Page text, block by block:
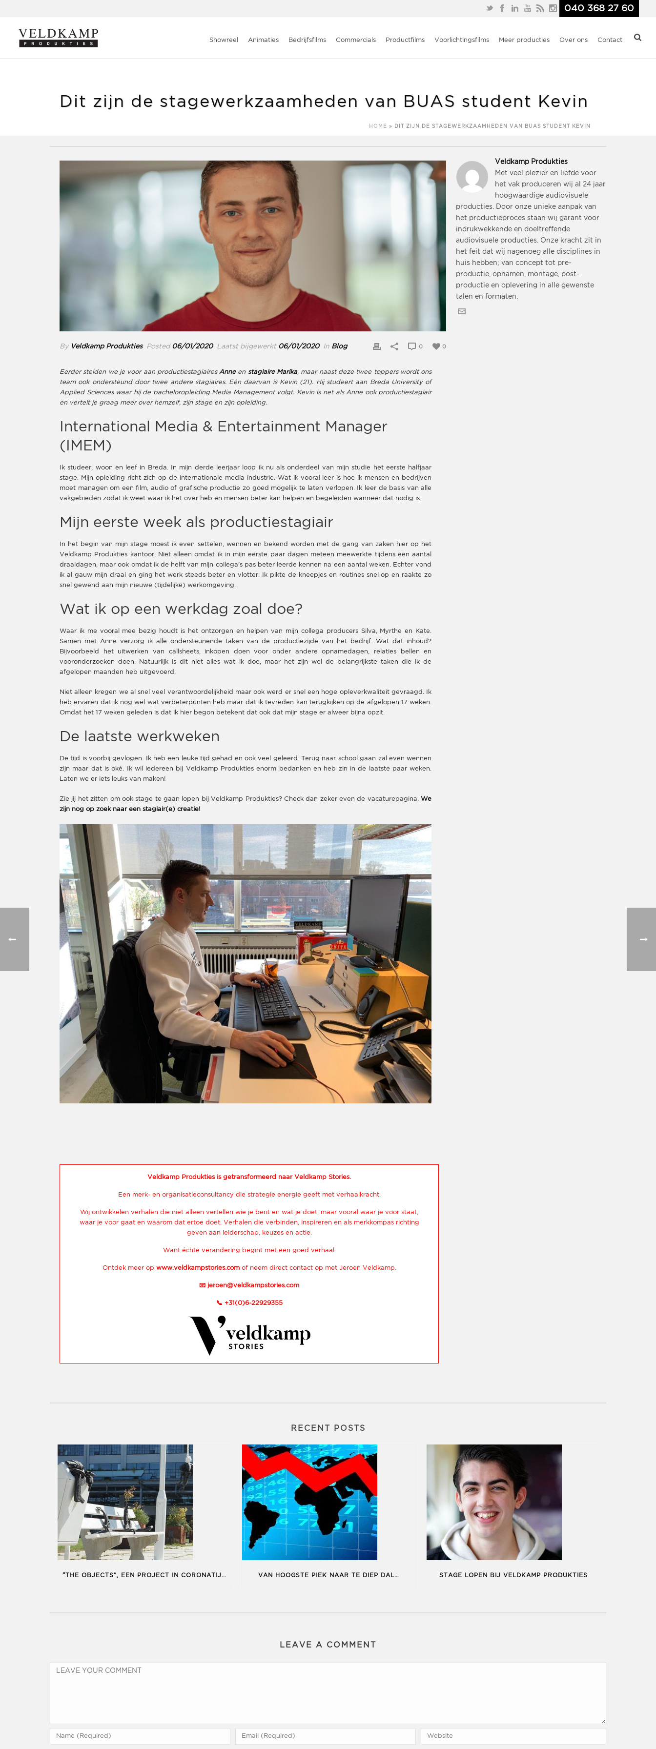
040 368 27 60
Showreel Animaties Bedrijfsfilms Commercials Productfilms Voorlichtingsfilms Meer producties Over ons Contact
Dit zijn de stagewerkzaamheden van BUAS student Kevin
HOME » DIT ZIJN DE STAGEWERKZAAMHEDEN VAN BUAS STUDENT KEVIN
By Veldkamp Produkties Posted 06/01/2020Laatst bijgewerkt 06/01/2020 In Blog 0
0
Eerder stelden we je voor aan productiestagiaires Anneen stagiaire Marika, maar naast deze twee toppers wordt ons
team ook ondersteund door twee andere stagiaires. Eén daarvan is Kevin (21). Hij studeert aan Breda University of
Applied Sciences waar hij de bacheloropleiding Media Management volgt. Kevin is net als Anne ook productiestagiair
en vertelt je graag meer over hemzelf, zijn stage en zijn opleiding.
International Media & Entertainment Manager
(IMEM)
Ik studeer, woon en leef in Breda. In mijn derde leerjaar loop ik nu als onderdeel van mijn studie het eerste halfjaar
stage. Mijn opleiding richt zich op de internationale media-industrie. Wat ik vooral leer is hoe ik mensen en bedrijven
moet managen om een film, audio of grafische productie zo goed mogelijk te laten verlopen. Ik leer de basis van alle
vakgebieden zodat ik weet waar ik het over heb en mensen beter kan helpen en begeleiden wanneer dat nodig is.
Mijn eerste week als productiestagiair
In het begin van mijn stage moest ik even settelen, wennen en bekend worden met de gang van zaken hier op het
Veldkamp Produkties kantoor. Niet alleen omdat ik in mijn eerste paar dagen meteen meewerkte tijdens een aantal
draaidagen, maar ook omdat ik de helft van mijn collega’s pas beter leerde kennen na een aantal weken. Echter vond
ik al gauw mijn draai en ging het werk steeds beter en vlotter. Ik pikte de kneepjes en routines snel op en raakte zo
snel gewend aan mijn nieuwe (tijdelijke) werkomgeving.
Wat ik op een werkdag zoal doe?
Waar ik me vooral mee bezig houdt is het ontzorgen en helpen van mijn collega producers Silva, Myrthe en Kate.
Samen met Anne verzorg ik alle ondersteunende taken van de productiezijde van het bedrijf. Wat dat inhoud?
Bijvoorbeeld het uitwerken van callsheets, inkopen doen voor onder andere opnamedagen, relaties bellen en
vooronderzoeken doen. Natuurlijk is dit niet alles wat ik doe, maar het zijn wel de belangrijkste taken die ik de
afgelopen maanden heb uitgevoerd.
Niet alleen kregen we al snel veel verantwoordelijkheid maar ook werd er snel een hoge opleverkwaliteit gevraagd. Ik
heb ervaren dat ik nog wel wat verbeterpunten heb maar dat ik tevreden kan terugkijken op de afgelopen 17 weken.
Omdat het 17 weken geleden is dat ik hier begon betekent dat ook dat mijn stage er alweer bijna opzit.
De laatste werkweken
De tijd is voorbij gevlogen. Ik heb een leuke tijd gehad en ook veel geleerd. Terug naar school gaan zal even wennen
zijn maar dat is oké. Ik wil iedereen bij Veldkamp Produkties enorm bedanken en heb zin in de laatste paar weken.
Laten we er iets leuks van maken!
Zie jij het zitten om ook stage te gaan lopen bij Veldkamp Produkties? Check dan zeker even de vacaturepagina. We
zijn nog op zoek naar een stagiair(e) creatie!
Veldkamp Produkties is getransformeerd naar Veldkamp Stories.
Een merk- en organisatieconsultancy die strategie energie geeft met verhaalkracht.
Wij ontwikkelen verhalen die niet alleen vertellen wie je bent en wat je doet, maar vooral waar je voor staat,
waar je voor gaat en waarom dat ertoe doet. Verhalen die verbinden, inspireren en als merkkompas richting
geven aan leiderschap, keuzes en actie.
Want échte verandering begint met een goed verhaal.
Ontdek meer op www.veldkampstories.comof neem direct contact op met Jeroen Veldkamp.
📧 jeroen@veldkampstories.com
📞 +31(0)6-22929355
Veldkamp Produkties
Met veel plezier en liefde voor
het vak produceren wij al 24 jaar
hoogwaardige audiovisuele
producties. Door onze unieke aanpak van
het productieproces staan wij garant voor
indrukwekkende en doeltreffende
audiovisuele producties. Onze kracht zit in
het feit dat wij nagenoeg alle disciplines in
huis hebben; van concept tot pre-
productie, opnamen, montage, post-
productie en oplevering in alle gewenste
talen en formaten.
RECENT POSTS
“THE OBJECTS”, EEN PROJECT IN CORONATIJD VAN HOOGSTE PIEK NAAR TE DIEP DAL… STAGE LOPEN BIJ VELDKAMP PRODUKTIES
LEAVE A COMMENT